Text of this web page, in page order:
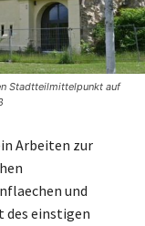
Stadtteilmittelpunkt auf
Arbeiten zur
und
des einstigen